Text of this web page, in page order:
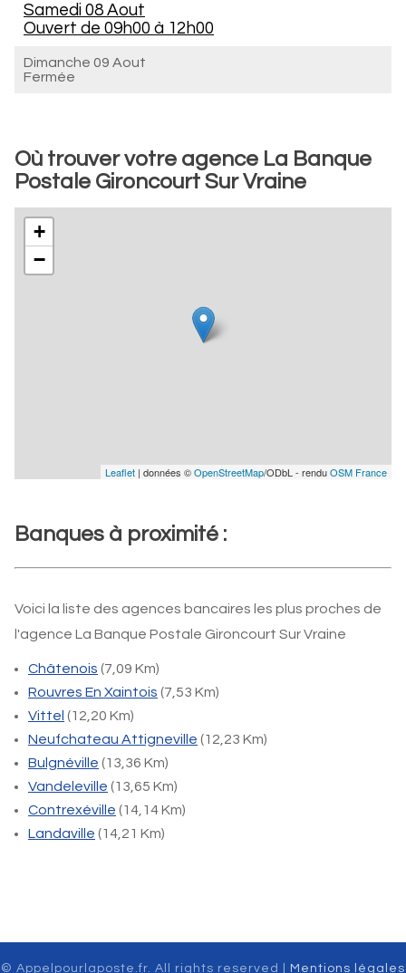
Samedi 08 Aout
Ouvert de 09h00 à 12h00
Dimanche 09 Aout
Fermée
Où trouver votre agence La Banque
Postale Gironcourt Sur Vraine
+
−
Leaflet | données ©OpenStreetMap/ODbL - renduOSM France
Banques à proximité :
Voici la liste des agences bancaires les plus proches de
l'agence La Banque Postale Gironcourt Sur Vraine
Châtenois (7,09 Km)
Rouvres En Xaintois (7,53 Km)
Vittel (12,20 Km)
Neufchateau Attigneville (12,23 Km)
Bulgnéville (13,36 Km)
Vandeleville (13,65 Km)
Contrexéville (14,14 Km)
Landaville (14,21 Km)
© Appelpourlaposte.fr. All rights reserved | Mentions légales